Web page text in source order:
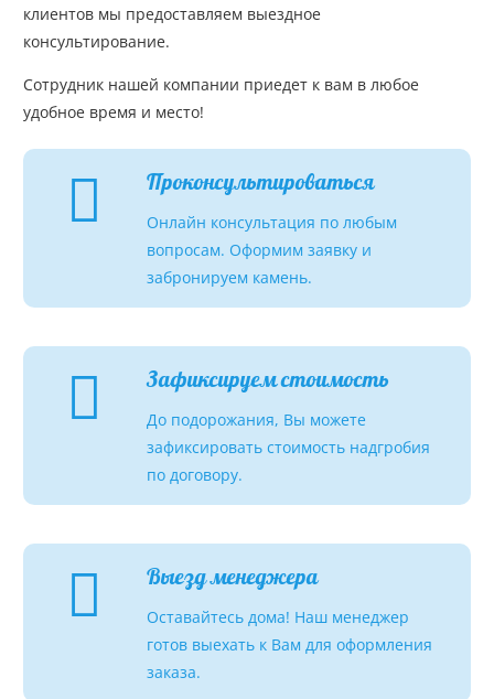
клиентов мы предоставляем выездное
консультирование.
Сотрудник нашей компании приедет к вам в любое
удобное время и место!
Проконсультироваться
Онлайн консультация по любым
вопросам. Оформим заявку и
забронируем камень.
Зафиксируем стоимость
До подорожания, Вы можете
зафиксировать стоимость надгробия
по договору.
Выезд менеджера
Оставайтесь дома! Наш менеджер
готов выехать к Вам для оформления
заказа.